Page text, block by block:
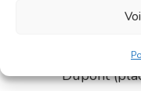
Palobart
du 21
Dupont